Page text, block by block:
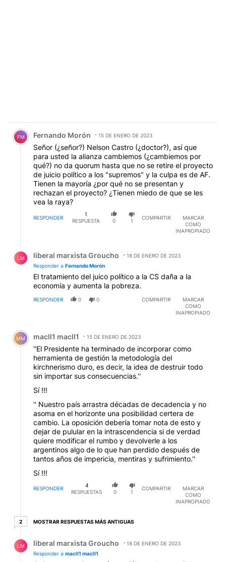
Comentario de Fernando Morón.
FM Fernando Morón 15 DE ENERO DE 2023
Señor (¿señor?) Nelson Castro (¿doctor?), así que
para usted la alianza cambiemos (¿cambiemos por
qué?) no da quorum hasta que no se retire el proyecto
de juicio político a los "supremos" y la culpa es de AF.
Tienen la mayoría ¿por qué no se presentan y
rechazan el proyecto? ¿Tienen miedo de que se les
vea la raya?
RESPONDER
1
RESPUESTA
0 1
COMPARTIR
MARCAR
COMO
INAPROPIADO
LM liberal marxista Groucho
18 DE ENERO DE 2023
Responder a Fernando Morón
El tratamiento del juico político a la CS daña a la
economía y aumenta la pobreza.
RESPONDER 0 0 COMPARTIR
MARCAR
COMO
INAPROPIADO
Comentario de macll1 macll1.
MM macll1 macll1 15 DE ENERO DE 2023
''El Presidente ha terminado de incorporar como
herramienta de gestión la metodología del
kirchnerismo duro, es decir, la idea de destruir todo
sin importar sus consecuencias.''
Sí !!!
'' Nuestro país arrastra décadas de decadencia y no
asoma en el horizonte una posibilidad certera de
cambio. La oposición debería tomar nota de esto y
dejar de pulular en la intrascendencia si de verdad
quiere modificar el rumbo y devolverle a los
argentinos algo de lo que han perdido después de
tantos años de impericia, mentiras y sufrimiento.''
Sí !!!
RESPONDER
4
RESPUESTAS
0 1
COMPARTIR
MARCAR
COMO
INAPROPIADO
22 respuestas más antiguas
MOSTRAR RESPUESTAS MÁS ANTIGUAS
LM liberal marxista Groucho
18 DE ENERO DE 2023
Responder a macll1 macll1